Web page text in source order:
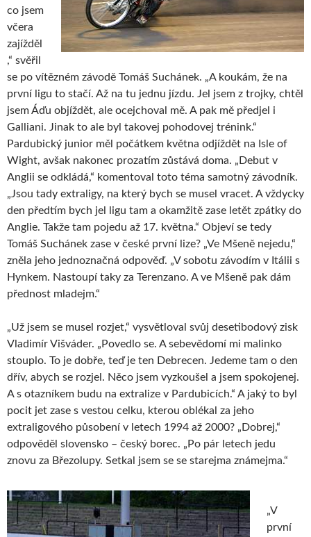
co jsem
včera
zajížděl
,“ svěřil
se po vítězném závodě Tomáš Suchánek. „A koukám, že na
první ligu to stačí. Až na tu jednu jízdu. Jel jsem z trojky, chtěl
jsem Áďu objíždět, ale ocejchoval mě. A pak mě předjel i
Galliani. Jinak to ale byl takovej pohodovej trénink.“
Pardubický junior měl počátkem května odjíždět na Isle of
Wight, avšak nakonec prozatím zůstává doma. „Debut v
Anglii se odkládá,“ komentoval toto téma samotný závodník.
„Jsou tady extraligy, na který bych se musel vracet. A vždycky
den předtím bych jel ligu tam a okamžitě zase letět zpátky do
Anglie. Takže tam pojedu až 17. května.“ Objeví se tedy
Tomáš Suchánek zase v české první lize? „Ve Mšeně nejedu,“
zněla jeho jednoznačná odpověď. „V sobotu závodím v Itálii s
Hynkem. Nastoupí taky za Terenzano. A ve Mšeně pak dám
přednost mladejm.“
„Už jsem se musel rozjet,“ vysvětloval svůj desetibodový zisk
Vladimír Višváder. „Povedlo se. A sebevědomí mi malinko
stouplo. To je dobře, teď je ten Debrecen. Jedeme tam o den
dřív, abych se rozjel. Něco jsem vyzkoušel a jsem spokojenej.
A s otazníkem budu na extralize v Pardubicích.“ A jaký to byl
pocit jet zase s vestou celku, kterou oblékal za jeho
extraligového působení v letech 1994 až 2000? „Dobrej,“
odpověděl slovensko – český borec. „Po pár letech jedu
znovu za Březolupy. Setkal jsem se se starejma známejma.“
„V
první